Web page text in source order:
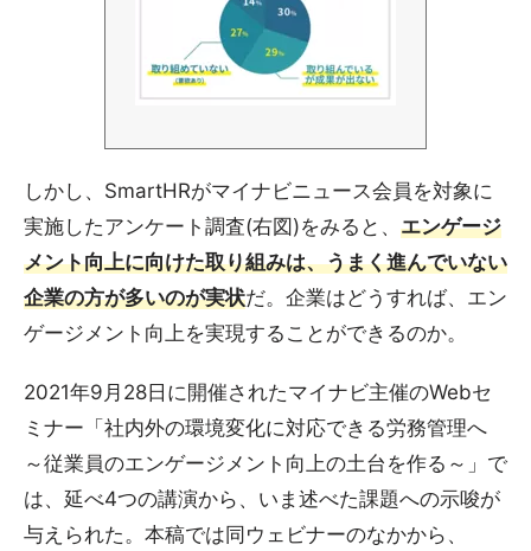
しかし、SmartHRがマイナビニュース会員を対象に
実施したアンケート調査(右図)をみると、 エンゲージ
メント向上に向けた取り組みは、うまく進んでいない
企業の方が多いのが実状だ。企業はどうすれば、エン
ゲージメント向上を実現することができるのか。
2021年9月28日に開催されたマイナビ主催のWebセ
ミナー「社内外の環境変化に対応できる労務管理へ
～従業員のエンゲージメント向上の土台を作る～」で
は、延べ4つの講演から、いま述べた課題への示唆が
与えられた。本稿では同ウェビナーのなかから、